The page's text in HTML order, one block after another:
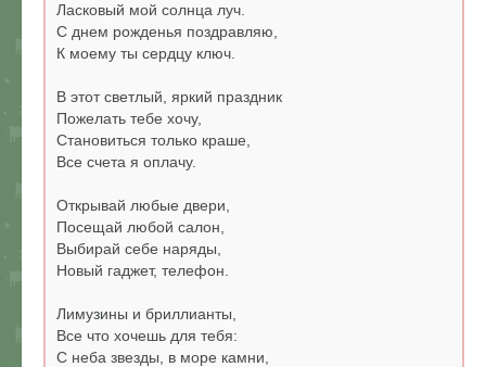
Ласковый мой солнца луч.
С днем рожденья поздравляю,
К моему ты сердцу ключ.
В этот светлый, яркий праздник
Пожелать тебе хочу,
Становиться только краше,
Все счета я оплачу.
Открывай любые двери,
Посещай любой салон,
Выбирай себе наряды,
Новый гаджет, телефон.
Лимузины и бриллианты,
Все что хочешь для тебя:
С неба звезды, в море камни,